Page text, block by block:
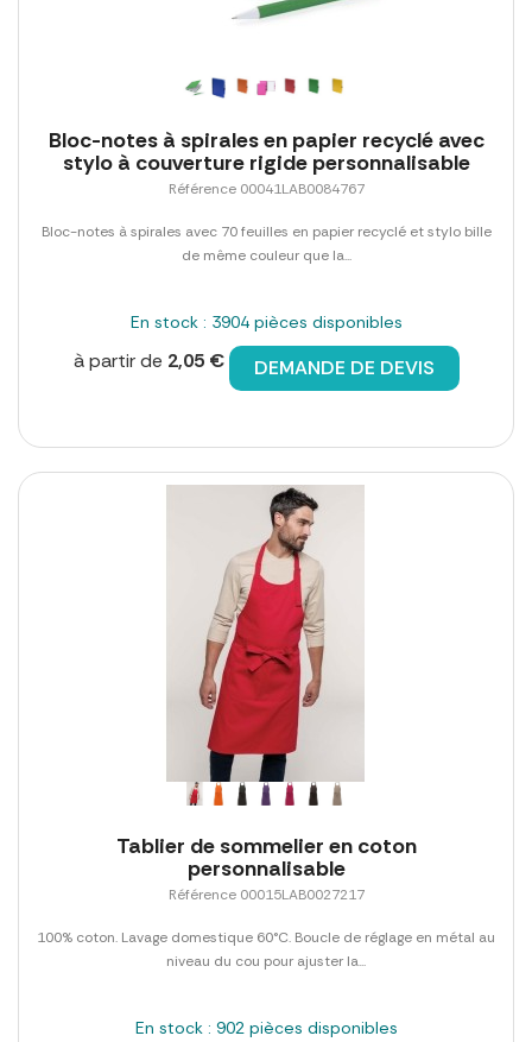
Bloc-notes à spirales en papier recyclé avec
stylo à couverture rigide personnalisable
Référence 00041LAB0084767
Bloc-notes à spirales avec 70 feuilles en papier recyclé et stylo bille
de même couleur que la...
En stock : 3904 pièces disponibles
à partir de 2,05 € DEMANDE DE DEVIS
Tablier de sommelier en coton
personnalisable
Référence 00015LAB0027217
100% coton. Lavage domestique 60°C. Boucle de réglage en métal au
niveau du cou pour ajuster la...
En stock : 902 pièces disponibles